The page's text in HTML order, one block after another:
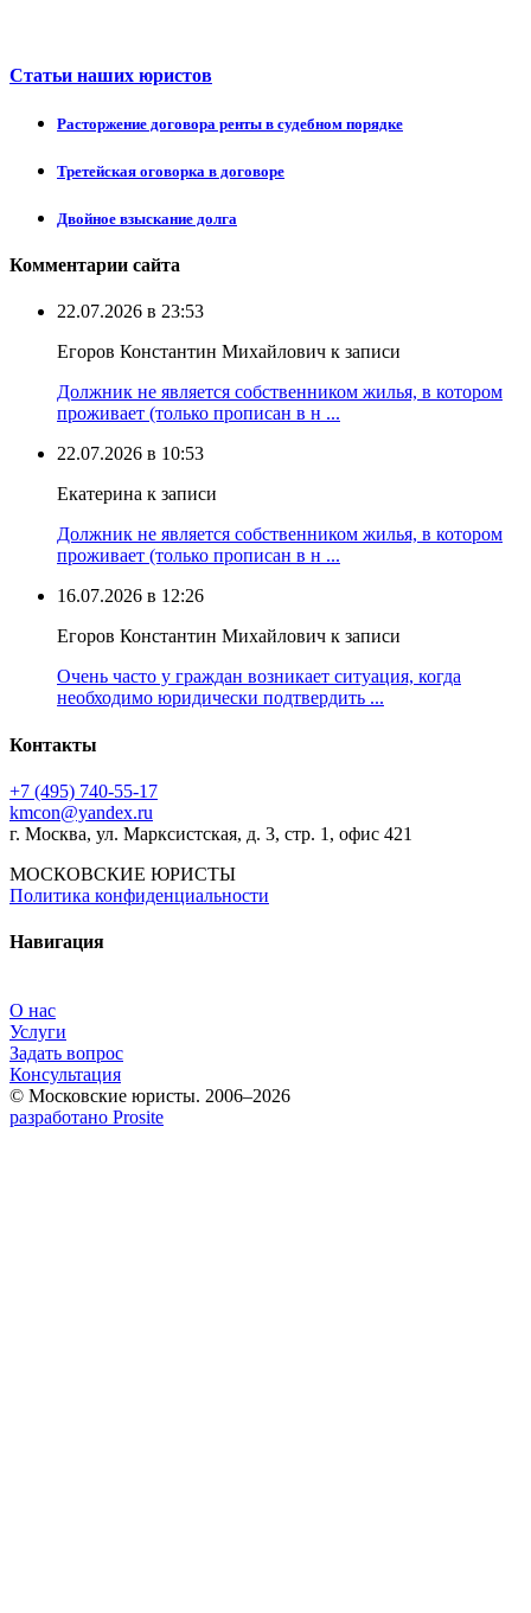
Статьи наших юристов
Расторжение договора ренты в судебном порядке
Третейская оговорка в договоре
Двойное взыскание долга
Комментарии сайта
22.07.2026 в 23:53
Егоров Константин Михайлович к записи
Должник не является собственником жилья, в котором
проживает (только прописан в н ...
22.07.2026 в 10:53
Екатерина к записи
Должник не является собственником жилья, в котором
проживает (только прописан в н ...
16.07.2026 в 12:26
Егоров Константин Михайлович к записи
Очень часто у граждан возникает ситуация, когда
необходимо юридически подтвердить ...
Контакты
+7 (495) 740‑55‑17
kmcon@yandex.ru
г. Москва, ул. Марксистская, д. 3, стр. 1, офис 421
МОСКОВСКИЕ ЮРИСТЫ
Политика конфиденциальности
Навигация
О нас
Услуги
Задать вопрос
Консультация
© Московские юристы. 2006–2026
разработано Prosite